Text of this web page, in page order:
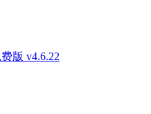
版 v4.6.22